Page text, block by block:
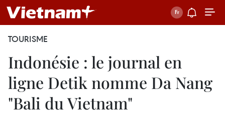
TOURISME
Indonésie : le journal en
ligne Detik nomme Da Nang
"Bali du Vietnam"